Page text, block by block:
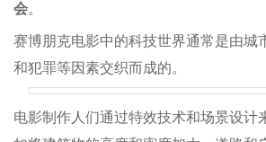
会。
赛博朋克电影中的科技世界通常是由城
和犯罪等因素交织而成的。
电影制作人们通过特效技术和场景设计